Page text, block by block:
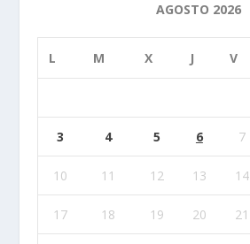
AGOSTO 2026
L M X J V
3 4 5 6 7
10 11 12 13 14
17 18 19 20 21